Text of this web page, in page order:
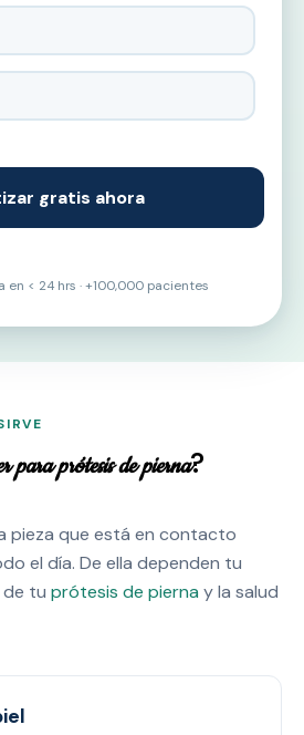
en < 24 hrs · +100,000 pacientes
para prótesis de pierna?
pieza que está en contacto
el día. De ella dependen tu
tu prótesis de pierna y la salud